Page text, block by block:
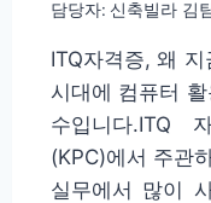
사
운
영
담당자: 신축빌라 김
ITQ자격증, 왜
시대에 컴퓨터
수입니다.ITQ
(KPC)에서 주관
실무에서 많이